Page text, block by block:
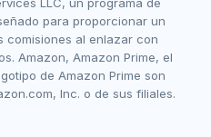
LLC, un programa de
para proporcionar un
comisiones al enlazar con
Amazon, Amazon Prime, el
de Amazon Prime son
Inc. o de sus filiales.